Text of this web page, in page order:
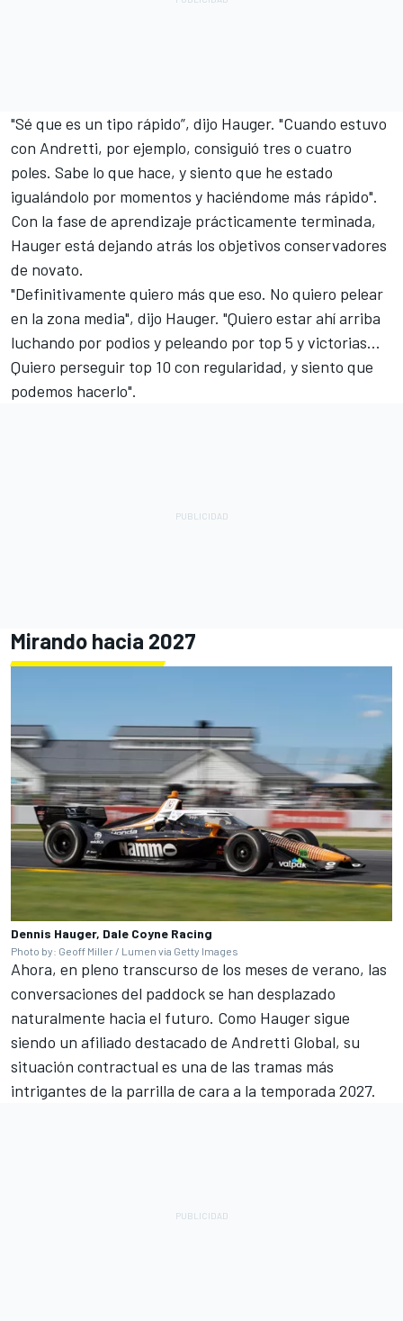
"Sé que es un tipo rápido”, dijo Hauger. "Cuando estuvo
con Andretti, por ejemplo, consiguió tres o cuatro
poles. Sabe lo que hace, y siento que he estado
igualándolo por momentos y haciéndome más rápido".
Con la fase de aprendizaje prácticamente terminada,
Hauger está dejando atrás los objetivos conservadores
de novato.
"Definitivamente quiero más que eso. No quiero pelear
en la zona media", dijo Hauger. "Quiero estar ahí arriba
luchando por podios y peleando por top 5 y victorias...
Quiero perseguir top 10 con regularidad, y siento que
podemos hacerlo".
Mirando hacia 2027
Dennis Hauger, Dale Coyne Racing
Photo by: Geoff Miller / Lumen via Getty Images
Ahora, en pleno transcurso de los meses de verano, las
conversaciones del paddock se han desplazado
naturalmente hacia el futuro. Como Hauger sigue
siendo un afiliado destacado de Andretti Global, su
situación contractual es una de las tramas más
intrigantes de la parrilla de cara a la temporada 2027.